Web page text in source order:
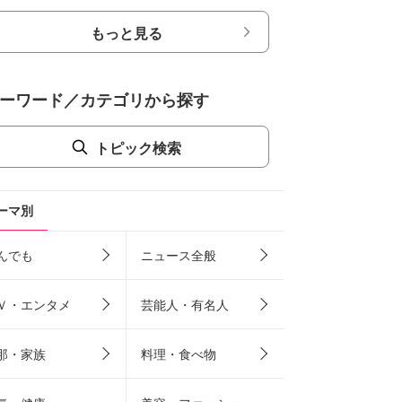
もっと見る
ワード／カテゴリから探す
トピック検索
マ別
でも ニュース全般
・エンタメ 芸能人・有名人
・家族 料理・食べ物